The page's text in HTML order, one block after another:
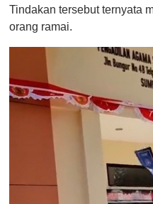
Tindakan tersebut ternyata
orang ramai.